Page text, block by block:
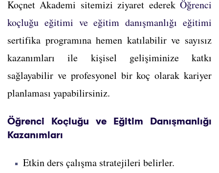
Koçnet Akademi sitemizi ziyaret ederek Öğrenci
koçluğu eğitimi ve eğitim danışmanlığı eğitimi
sertifika programına hemen katılabilir ve sayısız
kazanımları ile kişisel gelişiminize katkı
sağlayabilir ve profesyonel bir koç olarak kariyer
planlaması yapabilirsiniz.
Öğrenci Koçluğu ve Eğitim Danışmanlığı
Kazanımları
Etkin ders çalışma stratejileri belirler.